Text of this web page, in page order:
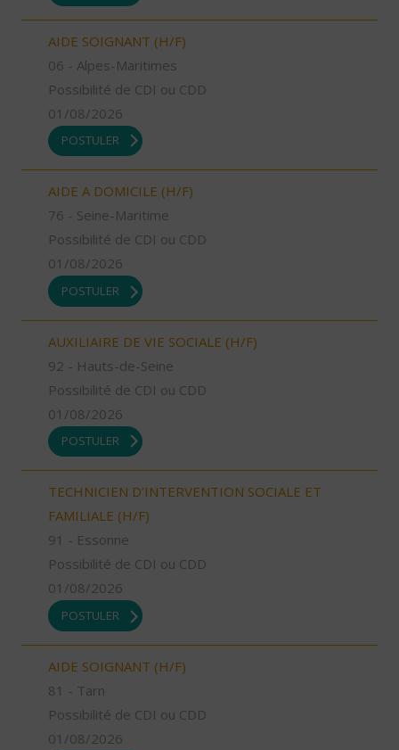
AIDE SOIGNANT (H/F)
06 - Alpes-Maritimes
Possibilité de CDI ou CDD
01/08/2026
POSTULER
AIDE A DOMICILE (H/F)
76 - Seine-Maritime
Possibilité de CDI ou CDD
01/08/2026
POSTULER
AUXILIAIRE DE VIE SOCIALE (H/F)
92 - Hauts-de-Seine
Possibilité de CDI ou CDD
01/08/2026
POSTULER
TECHNICIEN D’INTERVENTION SOCIALE ET
FAMILIALE (H/F)
91 - Essonne
Possibilité de CDI ou CDD
01/08/2026
POSTULER
AIDE SOIGNANT (H/F)
81 - Tarn
Possibilité de CDI ou CDD
01/08/2026